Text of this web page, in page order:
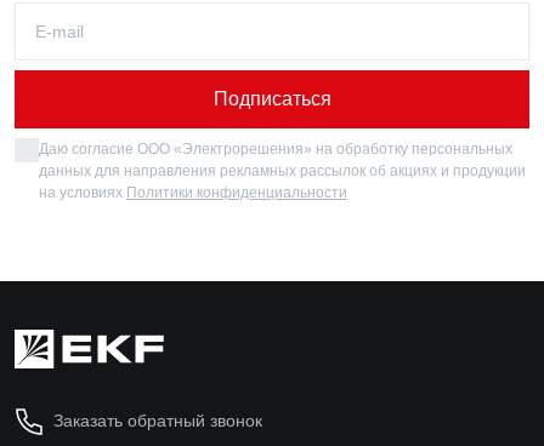
Подписаться
Даю согласие ООО «Электрорешения» на обработку персональных
данных для направления рекламных рассылок об акциях и продукции
на условиях Политики конфиденциальности
Заказать обратный звонок